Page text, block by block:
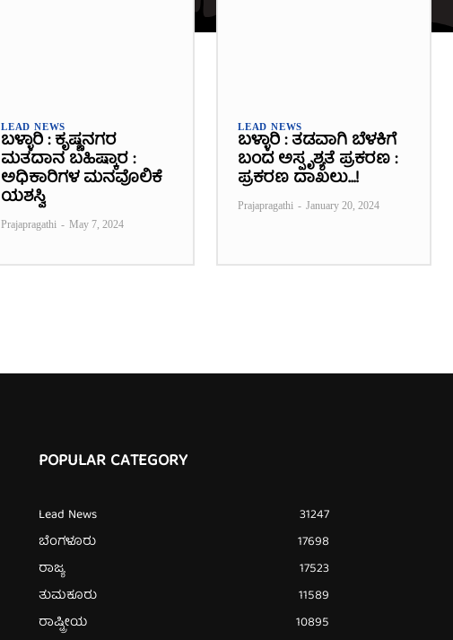
LEAD NEWS
ಬಳ್ಳಾರಿ : ಕೃಷ್ಣನಗರ
ಮತದಾನ ಬಹಿಷ್ಕಾರ :
ಅಧಿಕಾರಿಗಳ ಮನವೊಲಿಕೆ
ಯಶಸ್ವಿ
Prajapragathi - May 7, 2024
LEAD NEWS
ಬಳ್ಳಾರಿ : ತಡವಾಗಿ ಬೆಳಕಿಗೆ
ಬಂದ ಅಸ್ಪೃಶ್ಯತೆ ಪ್ರಕರಣ :
ಪ್ರಕರಣ ದಾಖಲು…!
Prajapragathi - January 20, 2024
POPULAR CATEGORY
Lead News
31247
ಬೆಂಗಳೂರು
17698
ರಾಜ್ಯ
17523
ತುಮಕೂರು
11589
ರಾಷ್ಟ್ರೀಯ
10895